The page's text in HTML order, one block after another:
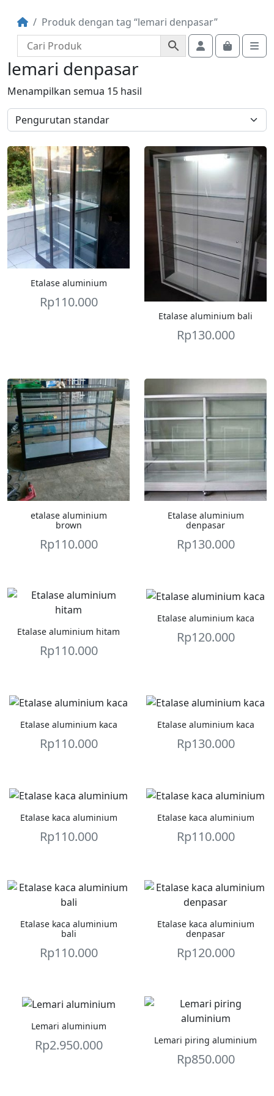
Produk dengan tag “lemari denpasar”
AccountCart
lemari denpasar
Menampilkan semua 15 hasil
Etalase aluminium
Rp110.000
Etalase aluminium bali
Rp130.000
etalase aluminium
brown
Rp110.000
Etalase aluminium
denpasar
Rp130.000
Etalase aluminium hitam
Rp110.000
Etalase aluminium kaca
Rp120.000
Etalase aluminium kaca
Rp110.000
Etalase aluminium kaca
Rp130.000
Etalase kaca aluminium
Rp110.000
Etalase kaca aluminium
Rp110.000
Etalase kaca aluminium
bali
Rp110.000
Etalase kaca aluminium
denpasar
Rp120.000
Lemari aluminium
Rp2.950.000 Lemari piring aluminium
Rp850.000